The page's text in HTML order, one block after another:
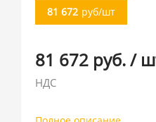
81 672 руб/шт
81 672 руб./
НДС